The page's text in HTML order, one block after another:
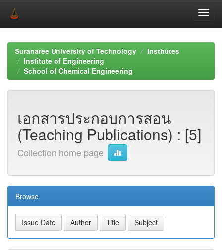
navigationSuranaree University of Technology
Institutes
Institute of Engineering
School of Chemical Engineering
เอกสารประกอบการสอน
(Teaching Publications) : [5]
Collection home page
Browse